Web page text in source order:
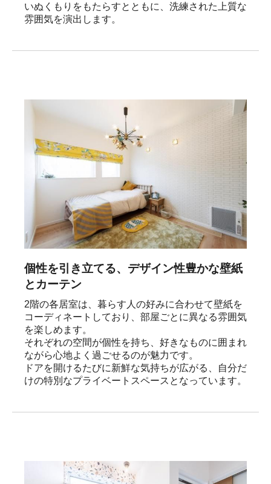
いぬくもりをもたらすとともに、洗練された上質な
雰囲気を演出します。
個性を引き立てる、デザイン性豊かな壁紙
とカーテン
2階の各居室は、暮らす人の好みに合わせて壁紙を
コーディネートしており、部屋ごとに異なる雰囲気
を楽しめます。
それぞれの空間が個性を持ち、好きなものに囲まれ
ながら心地よく過ごせるのが魅力です。
ドアを開けるたびに新鮮な気持ちが広がる、自分だ
けの特別なプライベートスペースとなっています。